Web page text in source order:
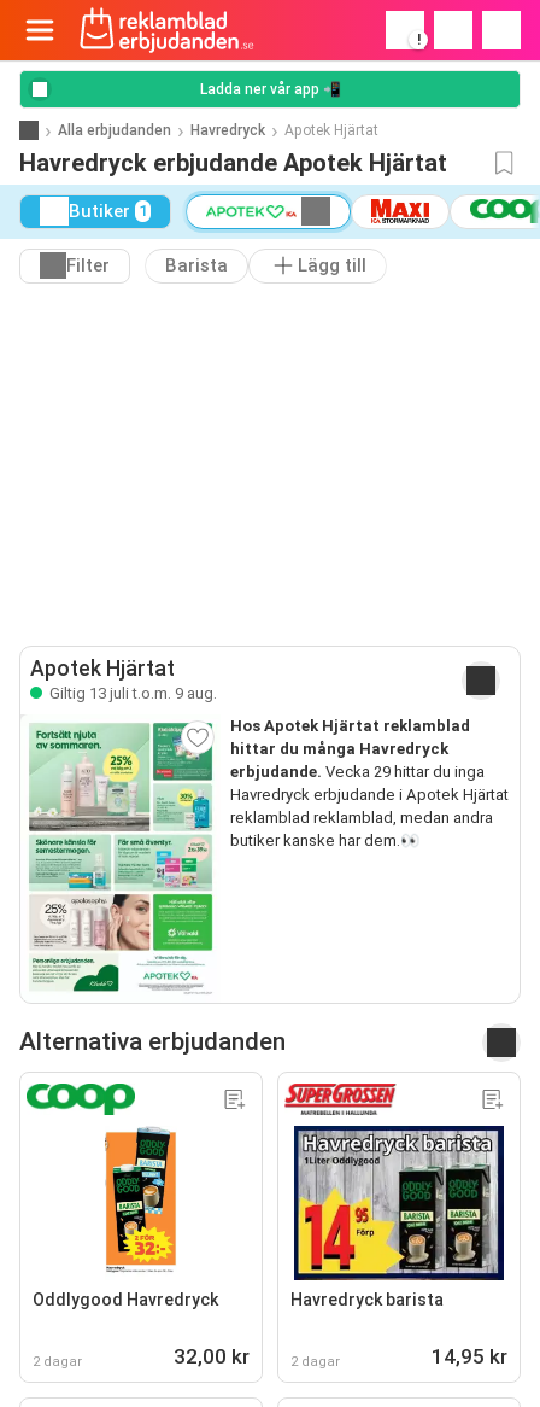
!
Ladda ner vår app 📲
Alla erbjudanden Havredryck Apotek Hjärtat
Havredryck erbjudande Apotek Hjärtat
Butiker 1
Filter Barista Lägg till
Apotek Hjärtat
Giltig 13 juli t.o.m. 9 aug.
Hos Apotek Hjärtat reklamblad
hittar du många Havredryck
erbjudande. Vecka 29 hittar du inga
Havredryck erbjudande i Apotek Hjärtat
reklamblad reklamblad, medan andra
butiker kanske har dem.👀
Alternativa erbjudanden
Oddlygood Havredryck
2 dagar 32,00 kr
Havredryck barista
2 dagar 14,95 kr